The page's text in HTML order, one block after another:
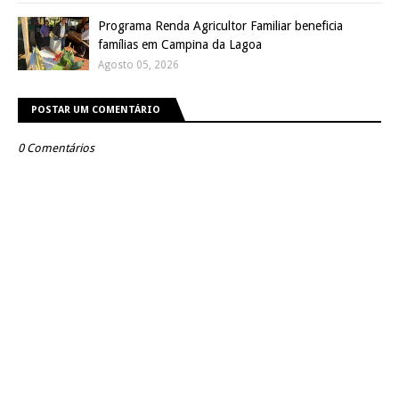
Programa Renda Agricultor Familiar beneficia
famílias em Campina da Lagoa
Agosto 05, 2026
POSTAR UM COMENTÁRIO
0 Comentários